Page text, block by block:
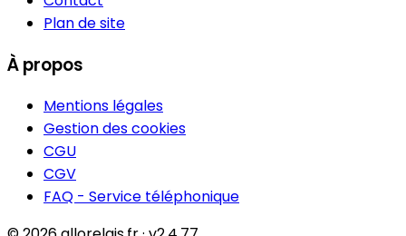
Plan de site
À propos
Mentions légales
Gestion des cookies
CGU
CGV
FAQ - Service téléphonique